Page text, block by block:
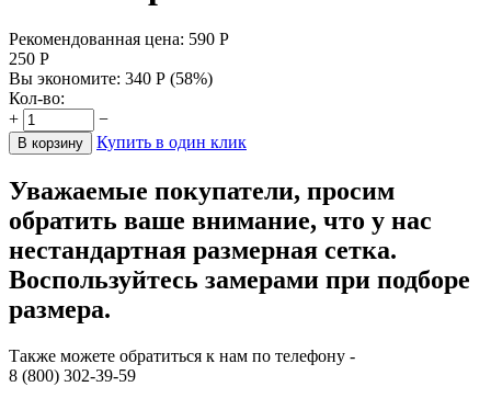
Рекомендованная цена: 590 Р
250 Р
Вы экономите: 340 Р (58%)
Кол-во:
+
−
В корзину Купить в один клик
Уважаемые покупатели, просим
обратить ваше внимание, что у нас
нестандартная размерная сетка.
Воспользуйтесь замерами при подборе
размера.
Также можете обратиться к нам по телефону -
8 (800) 302-39-59